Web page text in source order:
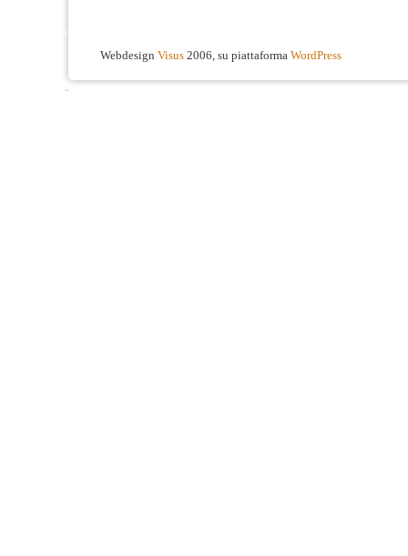
Webdesign Visus 2006, su piattaforma WordPress